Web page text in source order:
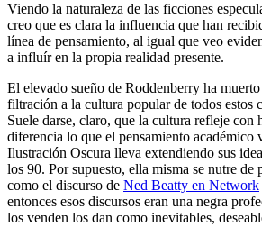
Viendo la naturaleza de las ficciones
creo que es clara la influencia que han
línea de pensamiento, al igual que veo
a influír en la propia realidad presente.
El elevado sueño de Roddenberry ha
filtración a la cultura popular de todos estos
Suele darse, claro, que la cultura refleje con
diferencia lo que el pensamiento académico
Ilustración Oscura lleva extendiendo sus
los 90. Por supuesto, ella misma se nutre de
como el discurso de Ned Beatty en Network
entonces esos discursos eran una negra
los venden los dan como inevitables,